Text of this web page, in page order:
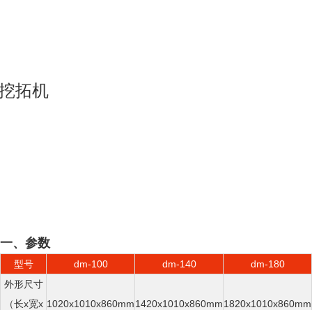
拓机
一、参数
型号 dm-100 dm-140
dm-180
外形尺寸
（长x宽x 1020x1010x860mm1420x1010x860mm1820x1010x860mm